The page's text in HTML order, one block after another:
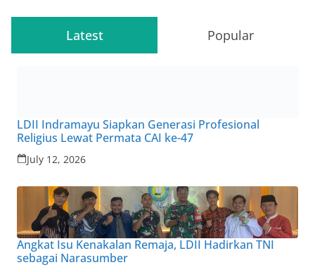
Latest Popular
LDII Indramayu Siapkan Generasi Profesional
Religius Lewat Permata CAI ke-47
July 12, 2026
Angkat Isu Kenakalan Remaja, LDII Hadirkan TNI
sebagai Narasumber